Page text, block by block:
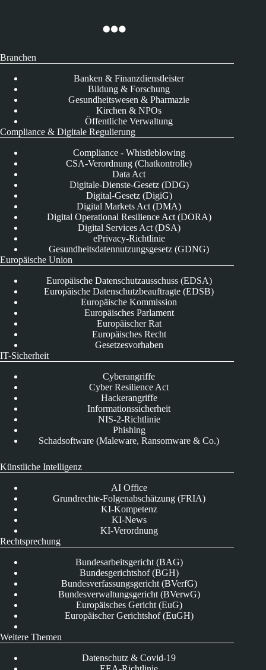
Branchen
Banken & Finanzdienstleister
Bildung & Forschung
Gesundheitswesen & Pharmazie
Kirchen & NPOs
Öffentliche Verwaltung
Compliance & Digitale Regulierung
Compliance - Whistleblowing
CSA-Verordnung (Chatkontrolle)
Data Act
Digitale-Dienste-Gesetz (DDG)
Digital-Gesetz (DigiG)
Digital Markets Act (DMA)
Digital Operational Resilience Act (DORA)
Digital Services Act (DSA)
ePrivacy-Richtlinie
Gesundheitsdatennutzungsgesetz (GDNG)
Europäische Union
Europäische Datenschutzausschuss (EDSA)
Europäische Datenschutzbeauftragte (EDSB)
Europäische Kommission
Europäisches Parlament
Europäischer Rat
Europäisches Recht
Gesetzesvorhaben
IT-Sicherheit
Cyberangriffe
Cyber Resilience Act
Hackerangriffe
Informationssicherheit
NIS-2-Richtlinie
Phishing
Schadsoftware (Maleware, Ransomware & Co.)
Künstliche Intelligenz
AI Office
Grundrechte-Folgenabschätzung (FRIA)
KI-Kompetenz
KI-News
KI-Verordnung
Rechtsprechung
Bundesarbeitsgericht (BAG)
Bundesgerichtshof (BGH)
Bundesverfassungsgericht (BVerfG)
Bundesverwaltungsgericht (BVerwG)
Europäisches Gericht (EuG)
Europäischer Gerichtshof (EuGH)
Weitere Themen
Datenschutz & Covid-19